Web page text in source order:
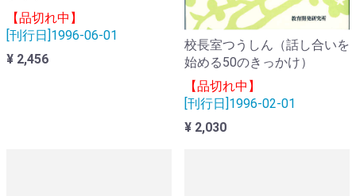
【品切れ中】
[刊行日]1996-06-01
¥ 2,456
校長室つうしん（話し合いを
始める50のきっかけ）
【品切れ中】
[刊行日]1996-02-01
¥ 2,030